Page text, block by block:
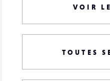
VOIR
TOUTES